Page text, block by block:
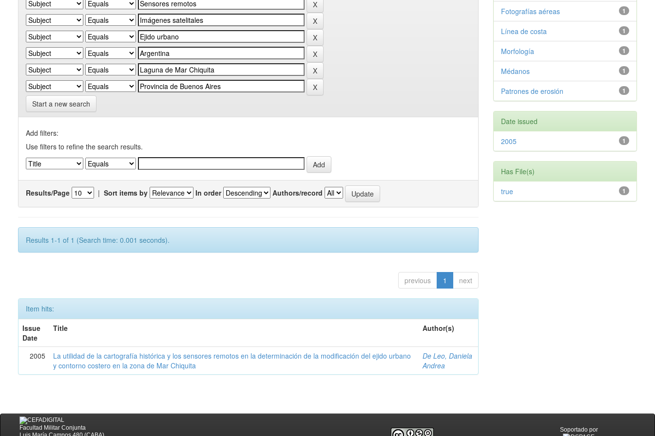
Start a new search
Add filters:
Use filters to refine the search results.
Results/Page | Sort items by In order Authors/record
Results 1-1 of 1 (Search time: 0.001 seconds).
previous 1 next
Item hits:
Issue
Date
Title Author(s)
2005
La utilidad de la cartografía histórica y los sensores remotos en la determinación de la modificación del ejido urbano
y contorno costero en la zona de Mar Chiquita
De Leo, Daniela
Andrea
1
Fotografías aéreas
1
Línea de costa
1
Morfología
1
Médanos
1
Patrones de erosión
Date issued
1
2005
Has File(s)
1
true
Facultad Militar Conjunta
Soportado por